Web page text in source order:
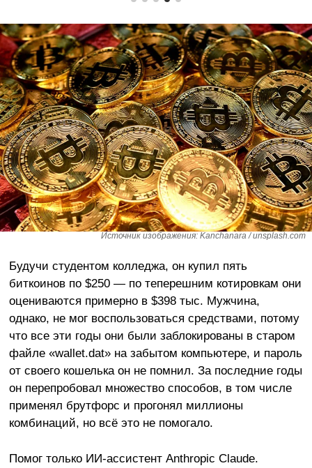
Источник изображения: Kanchanara / unsplash.com
Будучи студентом колледжа, он купил пять
биткоинов по $250 — по теперешним котировкам они
оцениваются примерно в $398 тыс. Мужчина,
однако, не мог воспользоваться средствами, потому
что все эти годы они были заблокированы в старом
файле «wallet.dat» на забытом компьютере, и пароль
от своего кошелька он не помнил. За последние годы
он перепробовал множество способов, в том числе
применял брутфорс и прогонял миллионы
комбинаций, но всё это не помогало.
Помог только ИИ-ассистент Anthropic Claude.